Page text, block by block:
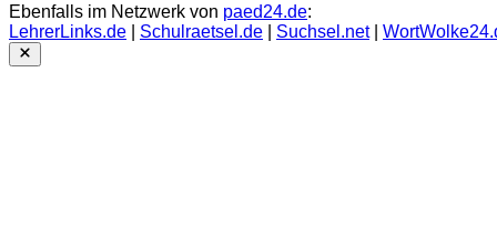
Ebenfalls im Netzwerk von paed24.de:
LehrerLinks.de
Schulraetsel.de Suchsel.net|
Close